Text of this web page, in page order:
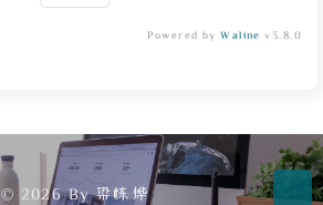
Powered byWaline v3.8.0
© 2026 By 梁栋烨